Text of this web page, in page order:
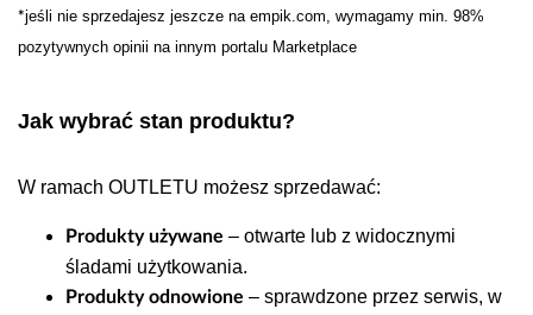
*jeśli nie sprzedajesz jeszcze na empik.com, wymagamy min. 98%
pozytywnych opinii na innym portalu Marketplace
Jak wybrać stan produktu?
W ramach OUTLETU możesz sprzedawać:
Produkty używane – otwarte lub z widocznymi
śladami użytkowania.
Produkty odnowione – sprawdzone przez serwis, w